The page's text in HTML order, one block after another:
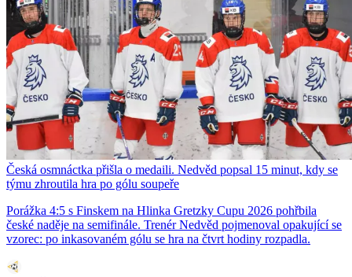
Česká osmnáctka přišla o medaili. Nedvěd popsal 15 minut, kdy se
týmu zhroutila hra po gólu soupeře
Porážka 4:5 s Finskem na Hlinka Gretzky Cupu 2026 pohřbila
české naděje na semifinále. Trenér Nedvěd pojmenoval opakující se
vzorec: po inkasovaném gólu se hra na čtvrt hodiny rozpadla.